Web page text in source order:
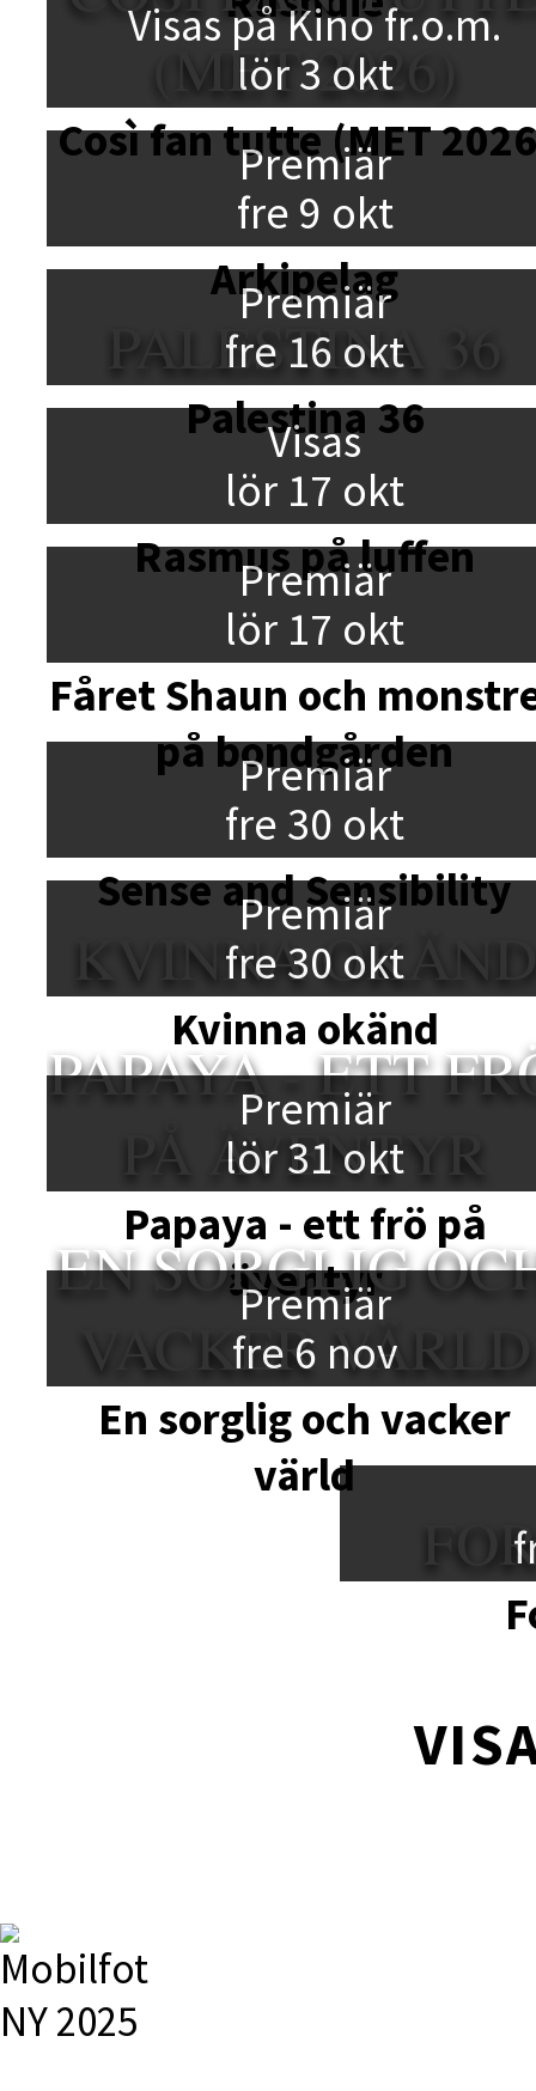
(MET 2026)
Visas på Kino fr.o.m.
lör 3 okt
Così fan tutte (MET
Premiär
fre 9 okt
Arkipelag
PALESTINA 36
Premiär
fre 16 okt
Palestina 36
Visas
lör 17 okt
Rasmus på luffen
Premiär
lör 17 okt
Fåret Shaun och
på bondgården
Premiär
fre 30 okt
Sense and Sensibility
KVINNA OKÄND
Premiär
fre 30 okt
Kvinna okänd
PAPAYA - ETT
PÅ ÄVENTYR
Premiär
lör 31 okt
Papaya - ett frö på
äventyr
EN SORGLIG
VACKER VÄRLD
Premiär
fre 6 nov
En sorglig och vacker
värld